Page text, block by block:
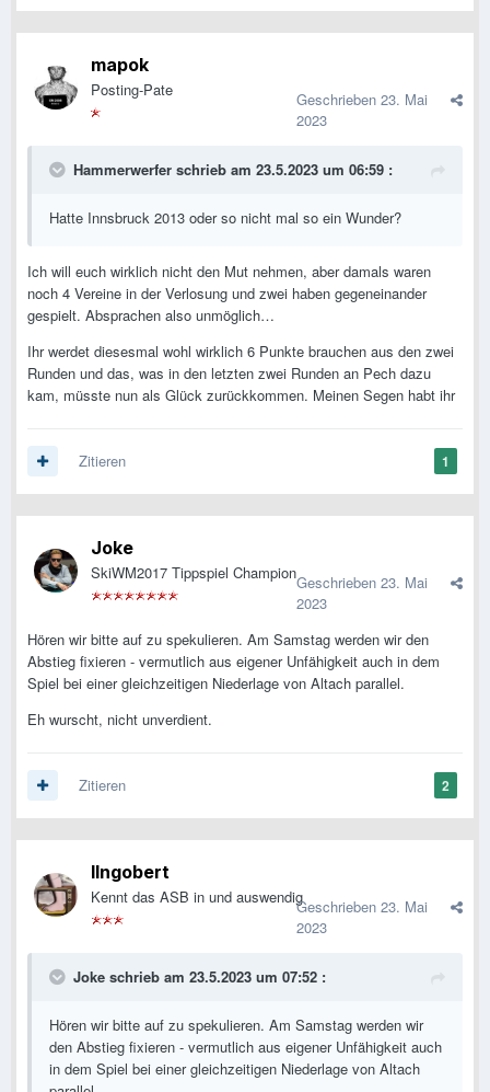
mapok
Posting-Pate Geschrieben 23. Mai
2023
Hammerwerfer schrieb am 23.5.2023 um 06:59 :
Hatte Innsbruck 2013 oder so nicht mal so ein Wunder?
Ich will euch wirklich nicht den Mut nehmen, aber damals waren
noch 4 Vereine in der Verlosung und zwei haben gegeneinander
gespielt. Absprachen also unmöglich…
Ihr werdet diesesmal wohl wirklich 6 Punkte brauchen aus den zwei
Runden und das, was in den letzten zwei Runden an Pech dazu
kam, müsste nun als Glück zurückkommen. Meinen Segen habt ihr
1
Zitieren
Joke
SkiWM2017 Tippspiel ChampionGeschrieben 23. Mai
2023
Hören wir bitte auf zu spekulieren. Am Samstag werden wir den
Abstieg fixieren - vermutlich aus eigener Unfähigkeit auch in dem
Spiel bei einer gleichzeitigen Niederlage von Altach parallel.
Eh wurscht, nicht unverdient.
2
Zitieren
IIngobert
Kennt das ASB in und auswendigGeschrieben 23. Mai
2023
Joke schrieb am 23.5.2023 um 07:52 :
Hören wir bitte auf zu spekulieren. Am Samstag werden wir
den Abstieg fixieren - vermutlich aus eigener Unfähigkeit auch
in dem Spiel bei einer gleichzeitigen Niederlage von Altach